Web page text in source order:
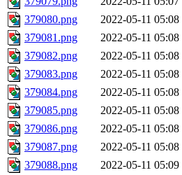
379080.png
2022-05-11 05:08
379081.png
2022-05-11 05:08
379082.png
2022-05-11 05:08
379083.png
2022-05-11 05:08
379084.png
2022-05-11 05:08
379085.png
2022-05-11 05:08
379086.png
2022-05-11 05:08
379087.png
2022-05-11 05:08
379088.png
2022-05-11 05:09